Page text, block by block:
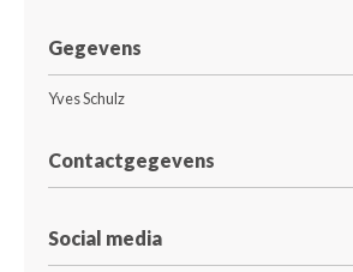
Gegevens
Yves Schulz
Contactgegevens
Social media